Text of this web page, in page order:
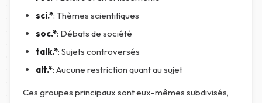
sci.*: Thèmes scientifiques
soc.*: Débats de société
talk.*: Sujets controversés
alt.*: Aucune restriction quant au sujet
Ces groupes principaux sont eux-mêmes subdivisés,